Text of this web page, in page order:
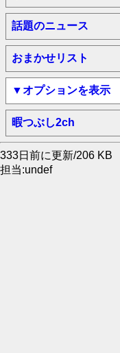
話題のニュース
おまかせリスト
▼オプションを表示
暇つぶし2ch
333日前に更新/206 KB
担当:undef